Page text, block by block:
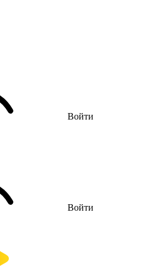
Войти
Войти